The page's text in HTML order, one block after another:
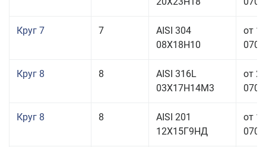
Круг 7 7
AISI 304
08Х18Н10
от
Круг 8 8
AISI 316L
03Х17Н14М3
от
Круг 8 8
AISI 201
12Х15Г9НД
от